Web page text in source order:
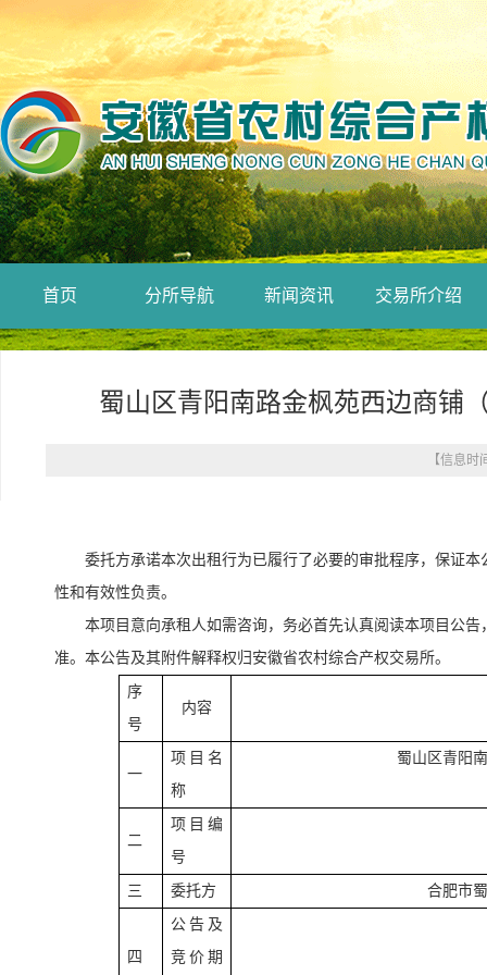
首页 分所导航 新闻资讯 交易所介绍
蜀山区青阳南路金枫苑西边商铺
【信息
委托方承诺本次出租行为已履行了必要的审批程序，保证
性和有效性负责。
本项目意向承租人如需咨询，务必首先认真阅读本项目公
准。本公告及其附件解释权归安徽省农村综合产权交易所。
序
号
内容
一
项目名
称
蜀山区青阳
二
项目编
号
三 委托方 合肥市
四
公告及
竞价期